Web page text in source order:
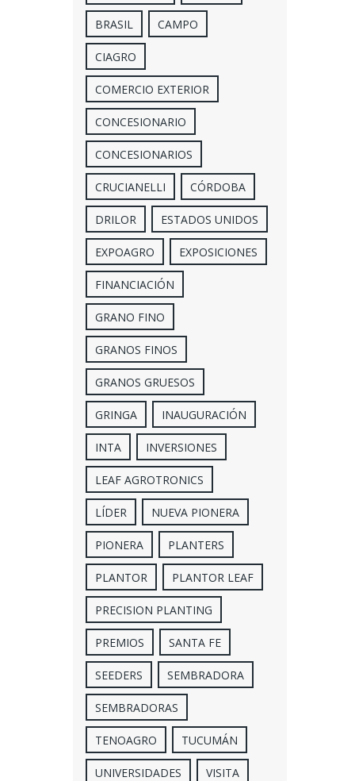
BRASIL CAMPO
CIAGRO
COMERCIO EXTERIOR
CONCESIONARIO
CONCESIONARIOS
CRUCIANELLI CÓRDOBA
DRILOR ESTADOS UNIDOS
EXPOAGRO EXPOSICIONES
FINANCIACIÓN
GRANO FINO
GRANOS FINOS
GRANOS GRUESOS
GRINGA INAUGURACIÓN
INTA INVERSIONES
LEAF AGROTRONICS
LÍDER NUEVA PIONERA
PIONERA PLANTERS
PLANTOR PLANTOR LEAF
PRECISION PLANTING
PREMIOS SANTA FE
SEEDERS SEMBRADORA
SEMBRADORAS
TENOAGRO TUCUMÁN
UNIVERSIDADES VISITA